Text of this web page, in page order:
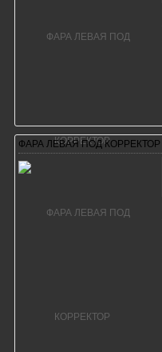
ФАРА ЛЕВАЯ ПОД КОРРЕКТОР